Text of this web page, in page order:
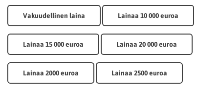
Vakuudellinen laina Lainaa 10 000 euroa
Lainaa 15 000 euroa Lainaa 20 000 euroa
Lainaa 2000 euroa Lainaa 2500 euroa